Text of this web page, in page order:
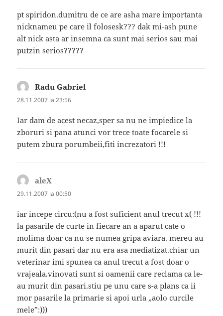
pt spiridon.dumitru de ce are asha mare importanta
nicknameu pe care il folosesk??? dak mi-ash pune
alt nick asta ar insemna ca sunt mai serios sau mai
putzin serios?????
Radu Gabriel
28.11.2007 la 23:56
Iar dam de acest necaz,sper sa nu ne impiedice la
zboruri si pana atunci vor trece toate focarele si
putem zbura porumbeii,fiti increzatori !!!
aleX
29.11.2007 la 00:50
iar incepe circu:(nu a fost suficient anul trecut x( !!!
la pasarile de curte in fiecare an a aparut cate o
molima doar ca nu se numea gripa aviara. mereu au
murit din pasari dar nu era asa mediatizat.chiar un
veterinar imi spunea ca anul trecut a fost doar o
vrajeala.vinovati sunt si oamenii care reclama ca le-
au murit din pasari.stiu pe unu care s-a plans ca ii
mor pasarile la primarie si apoi urla „aolo curcile
mele”:)))